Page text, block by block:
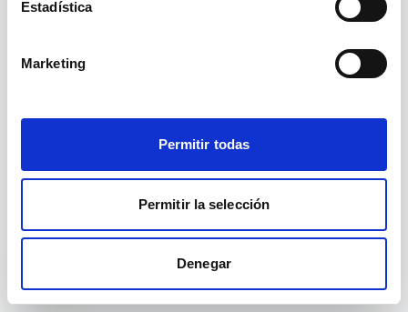
Estadística
Marketing
Permitir todas
Permitir la selección
Denegar